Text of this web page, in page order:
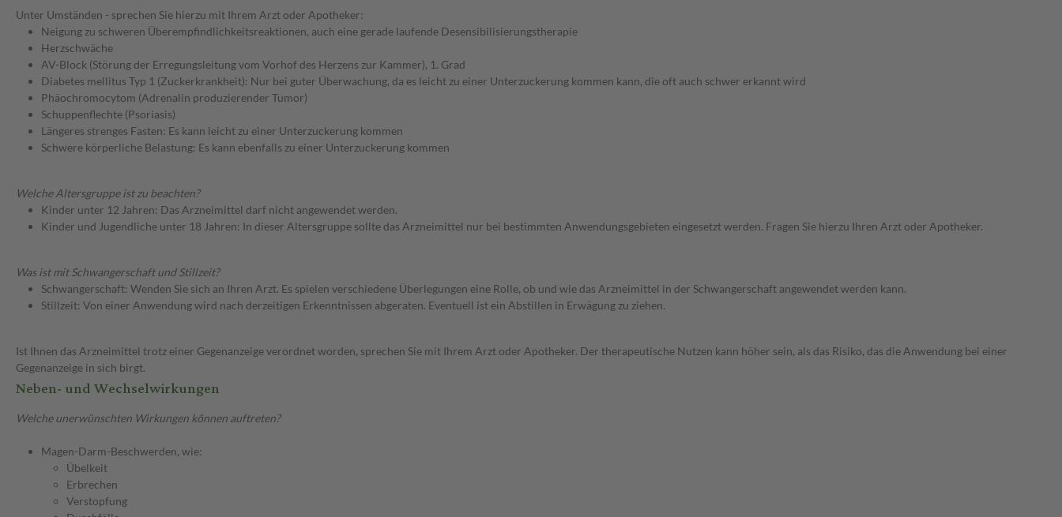
Unter Umständen - sprechen Sie hierzu mit Ihrem Arzt oder Apotheker:
Neigung zu schweren Überempfindlichkeitsreaktionen, auch eine gerade laufende Desensibilisierungstherapie
Herzschwäche
AV-Block (Störung der Erregungsleitung vom Vorhof des Herzens zur Kammer), 1. Grad
Diabetes mellitus Typ 1 (Zuckerkrankheit): Nur bei guter Überwachung, da es leicht zu einer Unterzuckerung kommen kann, die oft auch schwer erkannt wird
Phäochromocytom (Adrenalin produzierender Tumor)
Schuppenflechte (Psoriasis)
Längeres strenges Fasten: Es kann leicht zu einer Unterzuckerung kommen
Schwere körperliche Belastung: Es kann ebenfalls zu einer Unterzuckerung kommen
Welche Altersgruppe ist zu beachten?
Kinder unter 12 Jahren: Das Arzneimittel darf nicht angewendet werden.
Kinder und Jugendliche unter 18 Jahren: In dieser Altersgruppe sollte das Arzneimittel nur bei bestimmten Anwendungsgebieten eingesetzt werden. Fragen Sie hierzu Ihren Arzt oder Apotheker.
Was ist mit Schwangerschaft und Stillzeit?
Schwangerschaft: Wenden Sie sich an Ihren Arzt. Es spielen verschiedene Überlegungen eine Rolle, ob und wie das Arzneimittel in der Schwangerschaft angewendet werden kann.
Stillzeit: Von einer Anwendung wird nach derzeitigen Erkenntnissen abgeraten. Eventuell ist ein Abstillen in Erwägung zu ziehen.
Ist Ihnen das Arzneimittel trotz einer Gegenanzeige verordnet worden, sprechen Sie mit Ihrem Arzt oder Apotheker. Der therapeutische Nutzen kann höher sein, als das Risiko, das die Anwendung bei einer
Gegenanzeige in sich birgt.
Neben- und Wechselwirkungen
Welche unerwünschten Wirkungen können auftreten?
Magen-Darm-Beschwerden, wie:
Übelkeit
Erbrechen
Verstopfung